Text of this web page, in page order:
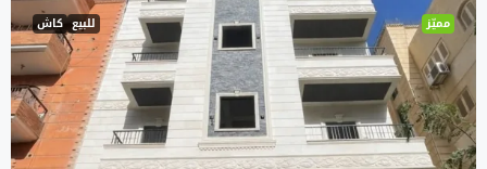
مميّز للبيع كاش